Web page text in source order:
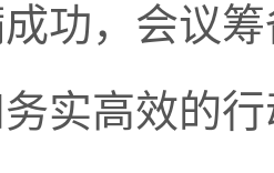
功，会议
实高效的